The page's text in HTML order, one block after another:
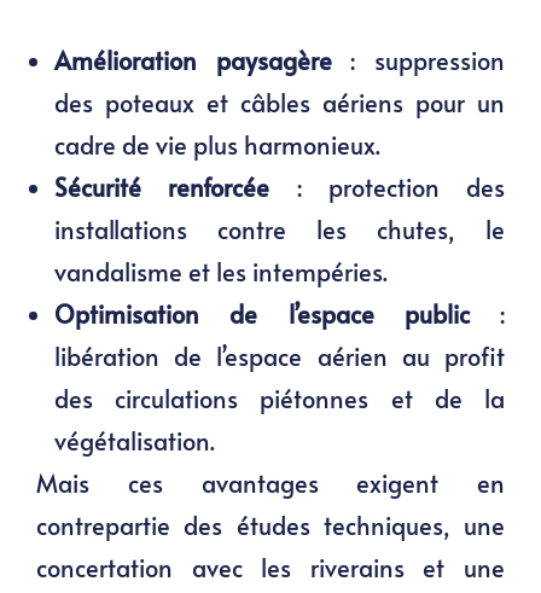
Amélioration paysagère: suppression
des poteaux et câbles aériens pour un
cadre de vie plus harmonieux.
Sécurité renforcée : protection des
installations contre les chutes, le
vandalisme et les intempéries.
Optimisation de l’espace public:
libération de l’espace aérien au profit
des circulations piétonnes et de la
végétalisation.
Mais ces avantages exigent en
contrepartie des études techniques, une
concertation avec les riverains et une